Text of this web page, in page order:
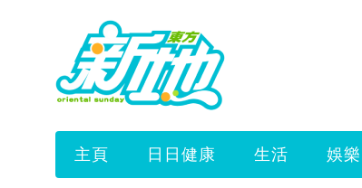
主頁 日日健康 生活 娛樂